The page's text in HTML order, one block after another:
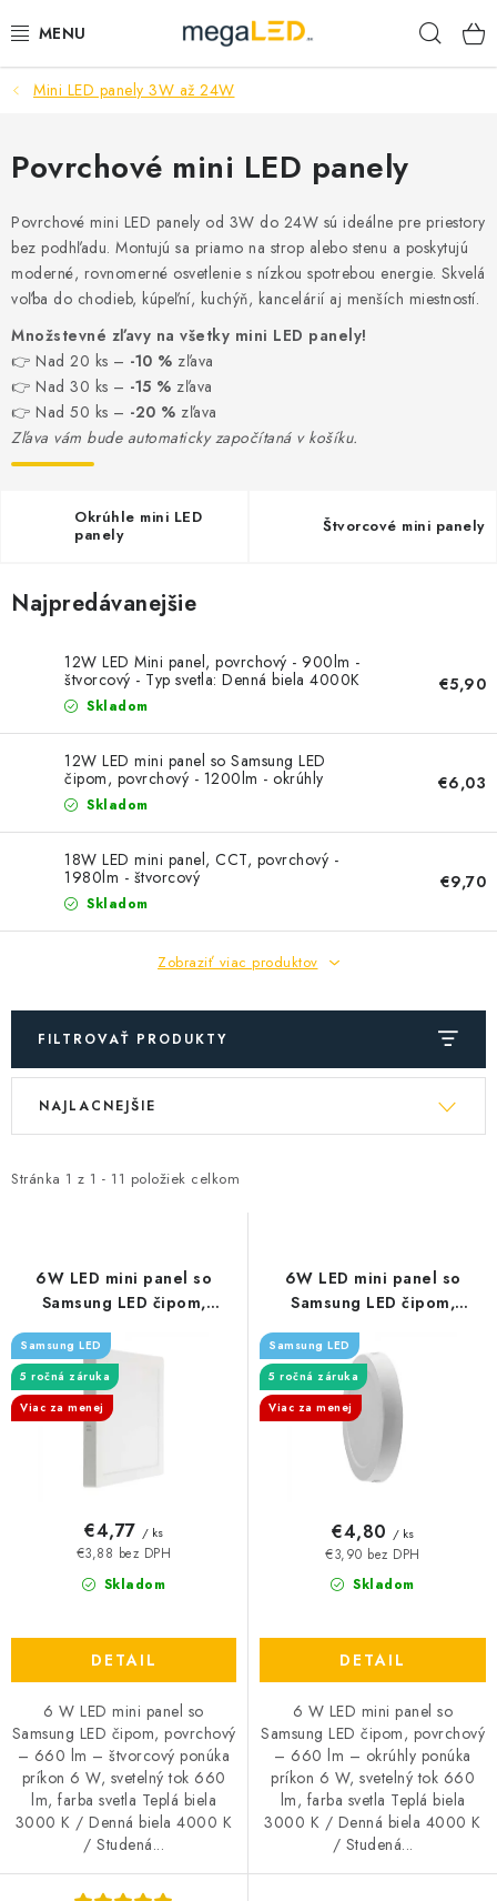
na
PRIEMYSEL
SVIETIDLÁ
ŽIAROVKY A TRUBICE
PRACOVNÉ SVIETIDLÁ
ELEKTROMATERIÁL
VENTILÁTORY
SAMSUNG SVIETIDLÁ
DOM A ZÁHRADA
OBCHODNÉ PODMIENKY
KONTAKTY
O NÁS - MEGALED & JANTON ZÁKAMENNÉ
Reklamácie a formulár na odstúpenie od zmluvy
Obchodné podmienky
Podmienky ochrany osobných údajov
Hodnotenie obchodu Moja objednávka
Mini LED panely 3W až 24W
Povrchové mini LED panely
Povrchové mini LED panely od 3W do 24W sú ideálne pre priestory
bez podhľadu. Montujú sa priamo na strop alebo stenu a poskytujú
moderné, rovnomerné osvetlenie s nízkou spotrebou energie. Skvelá
voľba do chodieb, kúpeľní, kuchýň, kancelárií aj menších miestností.
Množstevné zľavy na všetky mini LED panely!
👉 Nad 20 ks – -10 % zľava
👉 Nad 30 ks – -15 % zľava
👉 Nad 50 ks – -20 % zľava
Zľava vám bude automaticky započítaná v košíku.
Okrúhle mini LED
panely
Štvorcové mini panely
Najpredávanejšie
12W LED Mini panel, povrchový - 900lm -
štvorcový - Typ svetla: Denná biela 4000K
Skladom
€5,90
12W LED mini panel so Samsung LED
čipom, povrchový - 1200lm - okrúhly
Skladom
€6,03
18W LED mini panel, CCT, povrchový -
1980lm - štvorcový
Skladom
€9,70
Zobraziť viac produktov
FILTROVAŤ PRODUKTY
V
i
d
u
k
t
Stránka 1 z 1 - 11 položiek celkom
R
e
r
o
d
u
NAJLACNEJŠIE
6W LED mini panel so
Samsung LED čipom,
povrchový - 660m -
štvorcový
Samsung LED
5 ročná záruka
Viac za menej
Skladom
€3,88 bez DPH
€4,77 / ks
DETAIL
6 W LED mini panel so
Samsung LED čipom, povrchový
– 660 lm – štvorcový ponúka
príkon 6 W, svetelný tok 660
lm, farba svetla Teplá biela
3000 K / Denná biela 4000 K
/ Studená...
6W LED mini panel so
Samsung LED čipom,
povrchový - 660m - okrúhly
Samsung LED
5 ročná záruka
Viac za menej
Skladom
€3,90 bez DPH
€4,80 / ks
DETAIL
6 W LED mini panel so
Samsung LED čipom, povrchový
– 660 lm – okrúhly ponúka
príkon 6 W, svetelný tok 660
lm, farba svetla Teplá biela
3000 K / Denná biela 4000 K
/ Studená...